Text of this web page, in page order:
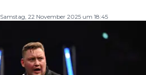
Samstag, 22 November 2025 um 18:45